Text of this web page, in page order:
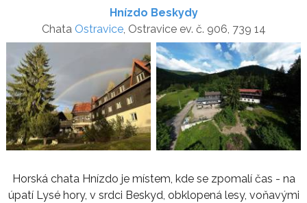
Hnízdo Beskydy
Chata Ostravice, Ostravice ev. č. 906, 739 14
Horská chata Hnízdo je místem, kde se zpomalí čas - na
úpatí Lysé hory, v srdci Beskyd, obklopená lesy, voňavými